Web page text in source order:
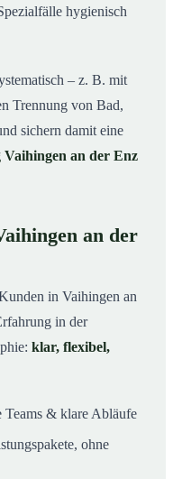
hygienisch
– z. B. mit
Trennung von Bad,
sichern damit eine
Vaihingen an der Enz
an der
in Vaihingen an
in der
klar, flexibel,
Teams & klare Abläufe
ohne